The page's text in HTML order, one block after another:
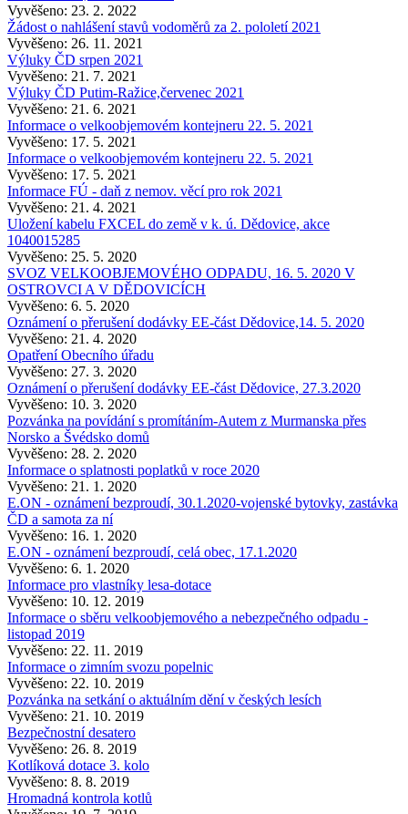
Vyvěšeno: 23. 2. 2022
Žádost o nahlášení stavů vodoměrů za 2. pololetí 2021
Vyvěšeno: 26. 11. 2021
Výluky ČD srpen 2021
Vyvěšeno: 21. 7. 2021
Výluky ČD Putim-Ražice,červenec 2021
Vyvěšeno: 21. 6. 2021
Informace o velkoobjemovém kontejneru 22. 5. 2021
Vyvěšeno: 17. 5. 2021
Informace o velkoobjemovém kontejneru 22. 5. 2021
Vyvěšeno: 17. 5. 2021
Informace FÚ - daň z nemov. věcí pro rok 2021
Vyvěšeno: 21. 4. 2021
Uložení kabelu FXCEL do země v k. ú. Dědovice, akce
1040015285
Vyvěšeno: 25. 5. 2020
SVOZ VELKOOBJEMOVÉHO ODPADU, 16. 5. 2020 V
OSTROVCI A V DĚDOVICÍCH
Vyvěšeno: 6. 5. 2020
Oznámení o přerušení dodávky EE-část Dědovice,14. 5. 2020
Vyvěšeno: 21. 4. 2020
Opatření Obecního úřadu
Vyvěšeno: 27. 3. 2020
Oznámení o přerušení dodávky EE-část Dědovice, 27.3.2020
Vyvěšeno: 10. 3. 2020
Pozvánka na povídání s promítáním-Autem z Murmanska přes
Norsko a Švédsko domů
Vyvěšeno: 28. 2. 2020
Informace o splatnosti poplatků v roce 2020
Vyvěšeno: 21. 1. 2020
E.ON - oznámení bezproudí, 30.1.2020-vojenské bytovky, zastávka
ČD a samota za ní
Vyvěšeno: 16. 1. 2020
E.ON - oznámení bezproudí, celá obec, 17.1.2020
Vyvěšeno: 6. 1. 2020
Informace pro vlastníky lesa-dotace
Vyvěšeno: 10. 12. 2019
Informace o sběru velkoobjemového a nebezpečného odpadu -
listopad 2019
Vyvěšeno: 22. 11. 2019
Informace o zimním svozu popelnic
Vyvěšeno: 22. 10. 2019
Pozvánka na setkání o aktuálním dění v českých lesích
Vyvěšeno: 21. 10. 2019
Bezpečnostní desatero
Vyvěšeno: 26. 8. 2019
Kotlíková dotace 3. kolo
Vyvěšeno: 8. 8. 2019
Hromadná kontrola kotlů